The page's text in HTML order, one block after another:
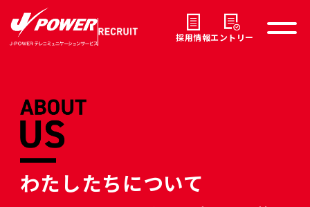
採用情報エントリー
わたしたちについて